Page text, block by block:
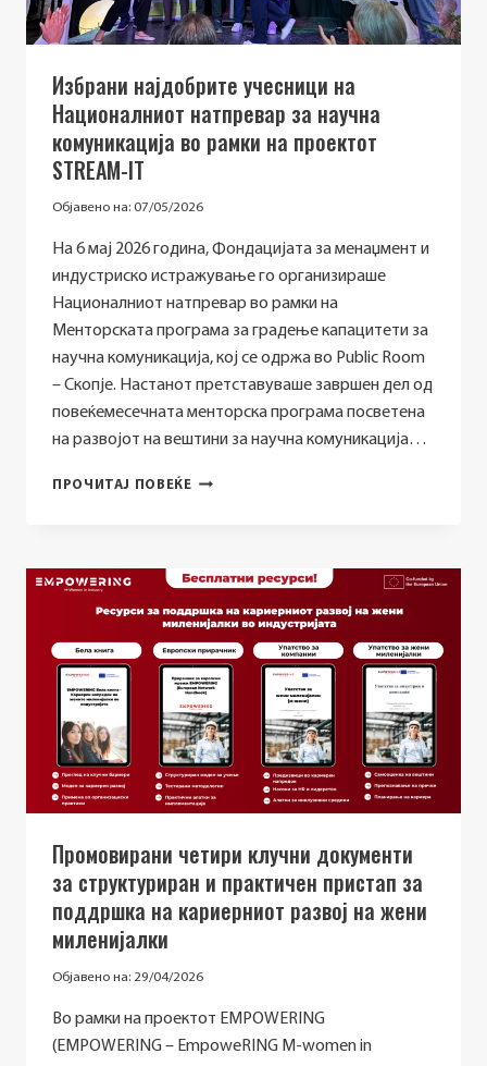
Избрани најдобрите учесници на
Националниот натпревар за научна
комуникација во рамки на проектот
STREAM-IT
Објавено на: 07/05/2026
На 6 мај 2026 година, Фондацијата за менаџмент и
индустриско истражување го организираше
Националниот натпревар во рамки на
Менторската програма за градење капацитети за
научна комуникација, кој се одржа во Public Room
– Скопје. Настанот претставуваше завршен дел од
повеќемесечната менторска програма посветена
на развојот на вештини за научна комуникација…
ПРОЧИТАЈ ПОВЕЌЕ ИЗБРАНИ
НАТПРЕВАР
ЗА
НАУЧНА
КОМУНИКАЦИЈА
ВО
РАМКИ
НА
ПРОЕКТОТ
STREAM-
IT
Промовирани четири клучни документи
за структуриран и практичен пристап за
поддршка на кариерниот развој на жени
миленијалки
Објавено на: 29/04/2026
Во рамки на проектот EMPOWERING
(EMPOWERING – EmpoweRING M-women in